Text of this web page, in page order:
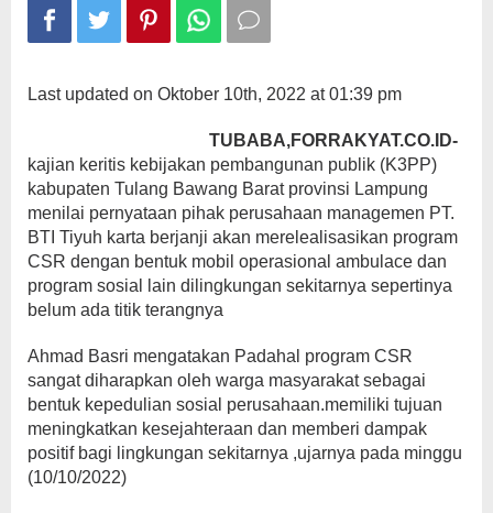
Last updated on Oktober 10th, 2022 at 01:39 pm
TUBABA,FORRAKYAT.CO.ID-
kajian keritis kebijakan pembangunan publik (K3PP)
kabupaten Tulang Bawang Barat provinsi Lampung
menilai pernyataan pihak perusahaan managemen PT.
BTI Tiyuh karta berjanji akan merelealisasikan program
CSR dengan bentuk mobil operasional ambulace dan
program sosial lain dilingkungan sekitarnya sepertinya
belum ada titik terangnya
Ahmad Basri mengatakan Padahal program CSR
sangat diharapkan oleh warga masyarakat sebagai
bentuk kepedulian sosial perusahaan.memiliki tujuan
meningkatkan kesejahteraan dan memberi dampak
positif bagi lingkungan sekitarnya ,ujarnya pada minggu
(10/10/2022)